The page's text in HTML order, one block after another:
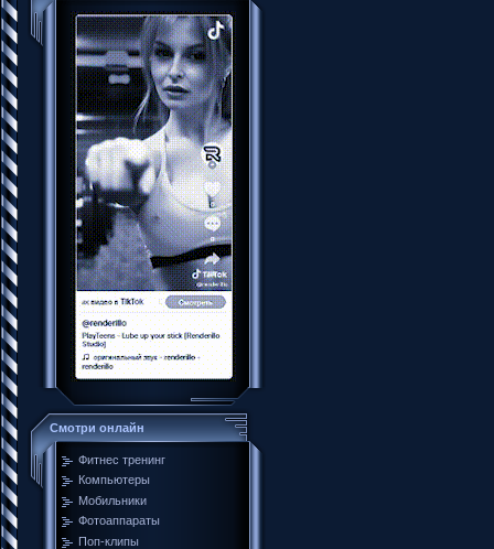
Смотри онлайн
Фитнес тренинг
Компьютеры
Мобильники
Фотоаппараты
Поп-клипы